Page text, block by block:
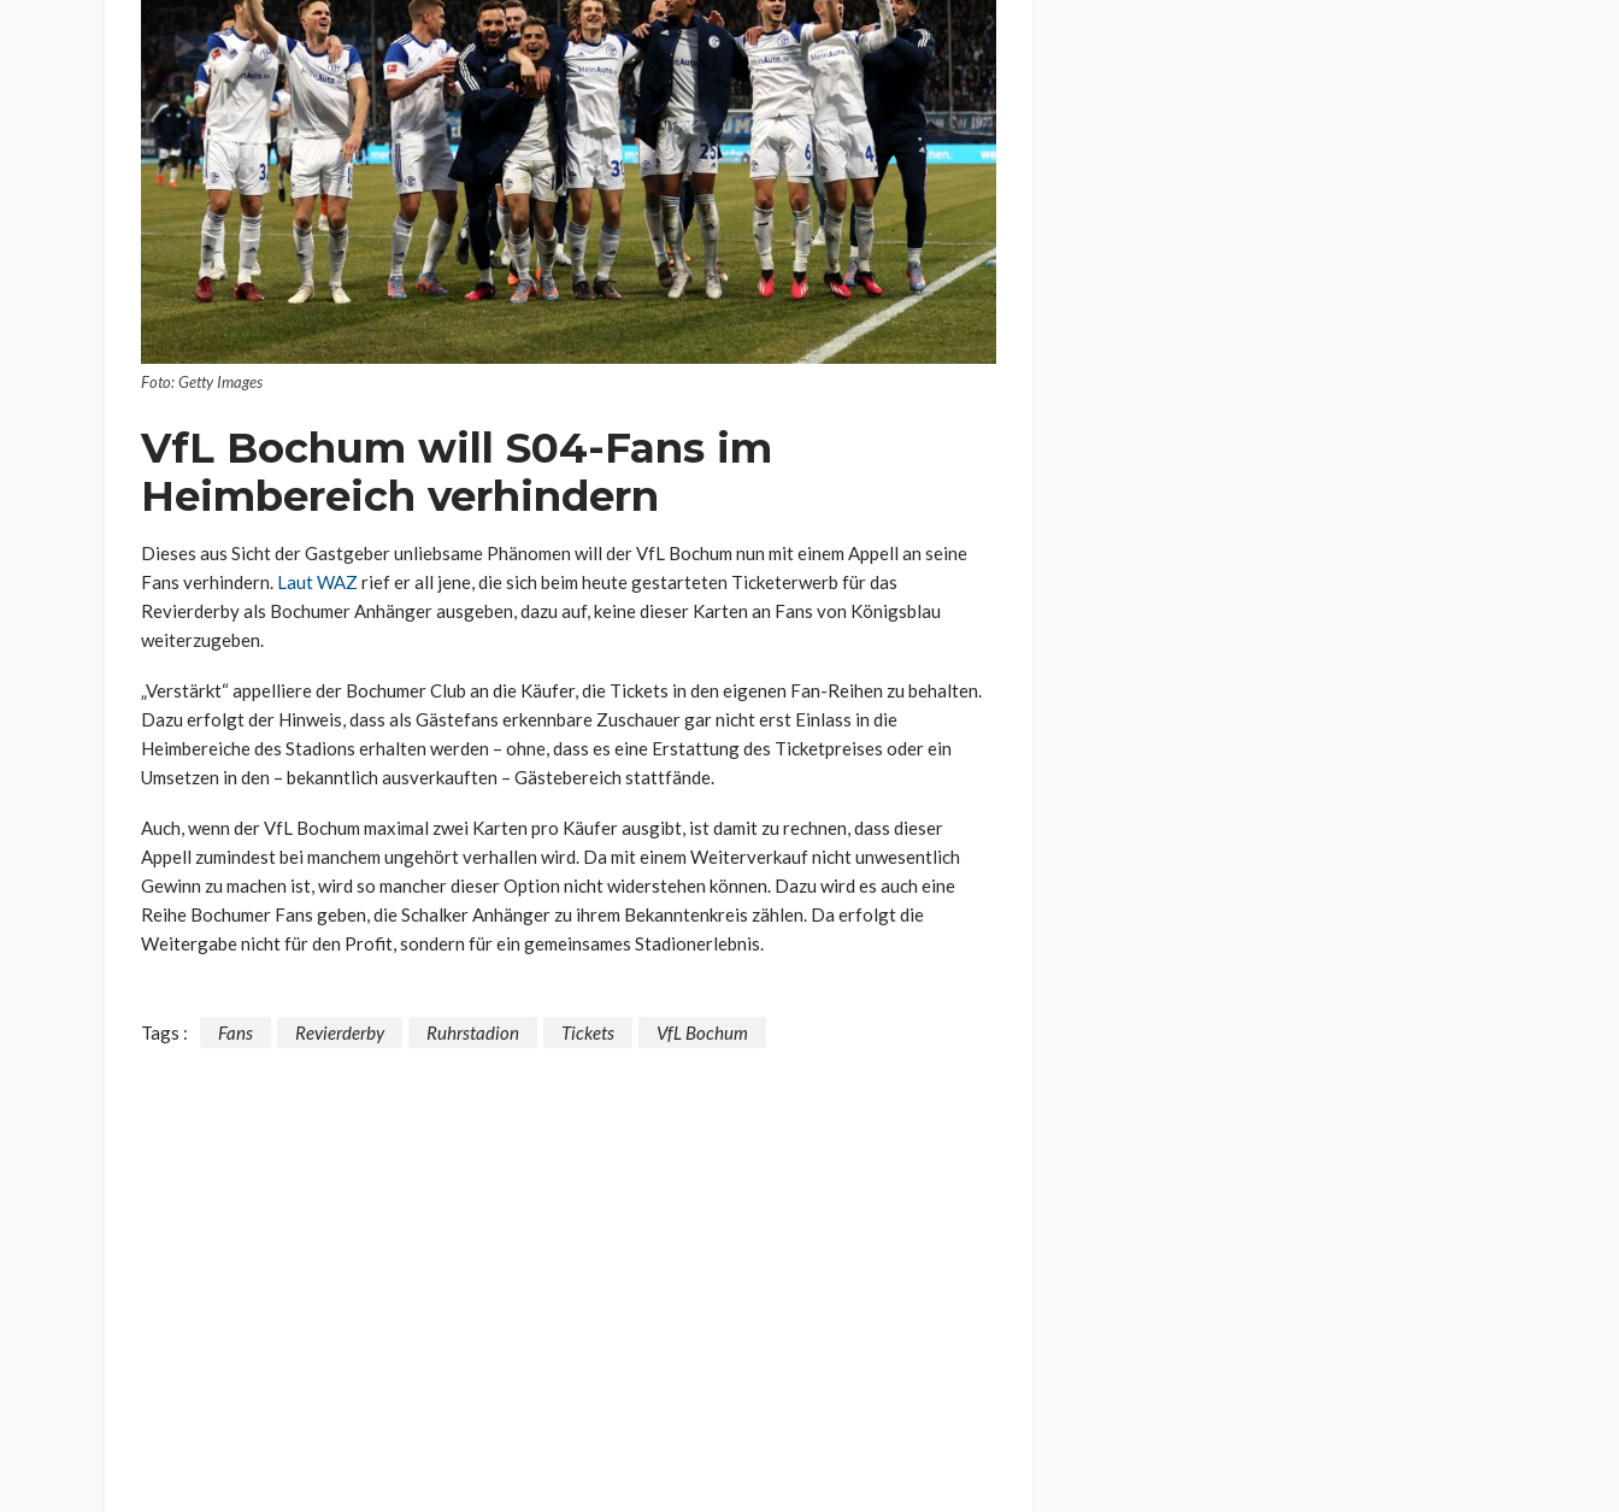
Foto: Getty Images
VfL Bochum will S04-Fans im
Heimbereich verhindern
Dieses aus Sicht der Gastgeber unliebsame Phänomen will der VfL Bochum nun mit einem Appell an seine
Fans verhindern. Laut WAZ rief er all jene, die sich beim heute gestarteten Ticketerwerb für das
Revierderby als Bochumer Anhänger ausgeben, dazu auf, keine dieser Karten an Fans von Königsblau
weiterzugeben.
„Verstärkt“ appelliere der Bochumer Club an die Käufer, die Tickets in den eigenen Fan-Reihen zu behalten.
Dazu erfolgt der Hinweis, dass als Gästefans erkennbare Zuschauer gar nicht erst Einlass in die
Heimbereiche des Stadions erhalten werden – ohne, dass es eine Erstattung des Ticketpreises oder ein
Umsetzen in den – bekanntlich ausverkauften – Gästebereich stattfände.
Auch, wenn der VfL Bochum maximal zwei Karten pro Käufer ausgibt, ist damit zu rechnen, dass dieser
Appell zumindest bei manchem ungehört verhallen wird. Da mit einem Weiterverkauf nicht unwesentlich
Gewinn zu machen ist, wird so mancher dieser Option nicht widerstehen können. Dazu wird es auch eine
Reihe Bochumer Fans geben, die Schalker Anhänger zu ihrem Bekanntenkreis zählen. Da erfolgt die
Weitergabe nicht für den Profit, sondern für ein gemeinsames Stadionerlebnis.
Tags : Fans Revierderby Ruhrstadion Tickets VfL Bochum